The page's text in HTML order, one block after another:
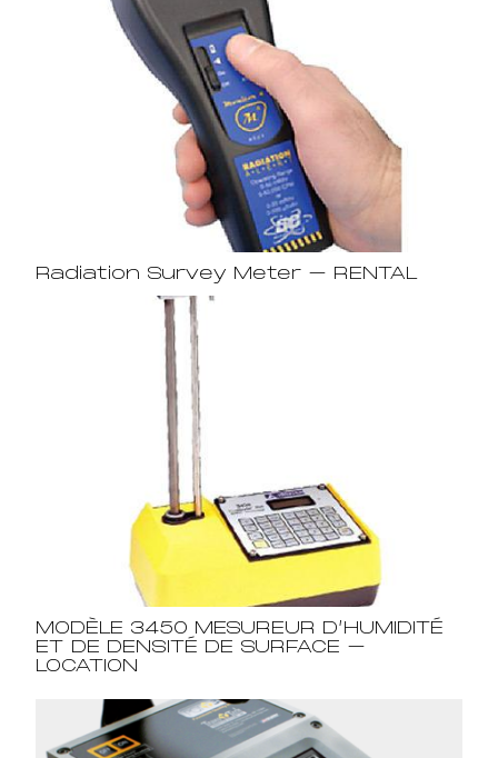
Radiation Survey Meter – RENTAL
MODÈLE 3450 MESUREUR D’HUMIDITÉ
ET DE DENSITÉ DE SURFACE –
LOCATION